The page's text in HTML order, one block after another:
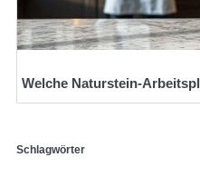
Welche Naturstein-
Schlagwörter